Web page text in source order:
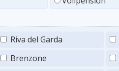
Riva del Garda
Brenzone